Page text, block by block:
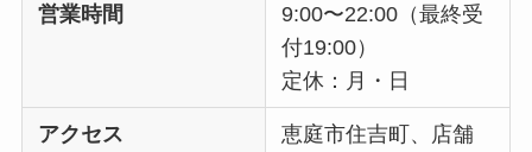
営業時間
9:00〜22:00（最終受
付19:00）
定休：月・日
アクセス
恵庭市住吉町、店舗